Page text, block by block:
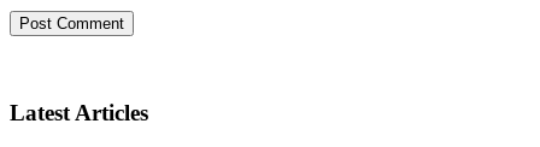
Latest Articles